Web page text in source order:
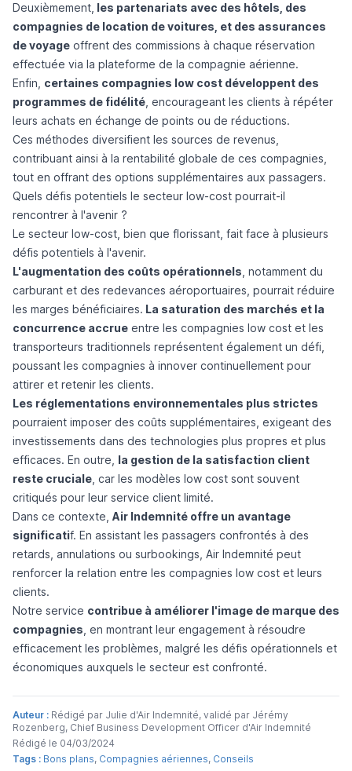
Deuxièmement, les partenariats avec des hôtels, des
compagnies de location de voitures, et des assurances
de voyage offrent des commissions à chaque réservation
effectuée via la plateforme de la compagnie aérienne.
Enfin, certaines compagnies low cost développent des
programmes de fidélité , encourageant les clients à répéter
leurs achats en échange de points ou de réductions.
Ces méthodes diversifient les sources de revenus,
contribuant ainsi à la rentabilité globale de ces compagnies,
tout en offrant des options supplémentaires aux passagers.
Quels défis potentiels le secteur low-cost pourrait-il
rencontrer à l'avenir ?
Le secteur low-cost, bien que florissant, fait face à plusieurs
défis potentiels à l'avenir.
L'augmentation des coûts opérationnels , notamment du
carburant et des redevances aéroportuaires, pourrait réduire
les marges bénéficiaires. La saturation des marchés et la
concurrence accrue entre les compagnies low cost et les
transporteurs traditionnels représentent également un défi,
poussant les compagnies à innover continuellement pour
attirer et retenir les clients.
Les réglementations environnementales plus strictes
pourraient imposer des coûts supplémentaires, exigeant des
investissements dans des technologies plus propres et plus
efficaces. En outre, la gestion de la satisfaction client
reste cruciale , car les modèles low cost sont souvent
critiqués pour leur service client limité.
Dans ce contexte, Air Indemnité offre un avantage
significatif. En assistant les passagers confrontés à des
retards, annulations ou surbookings, Air Indemnité peut
renforcer la relation entre les compagnies low cost et leurs
clients.
Notre service contribue à améliorer l'image de marque des
compagnies , en montrant leur engagement à résoudre
efficacement les problèmes, malgré les défis opérationnels et
économiques auxquels le secteur est confronté.
Auteur : Rédigé par Julie d'Air Indemnité, validé par Jérémy
Rozenberg, Chief Business Development Officer d'Air Indemnité
Rédigé le 04/03/2024
Tags : Bons plans, Compagnies aériennes, Conseils